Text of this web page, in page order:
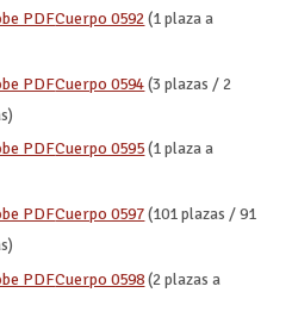
Cuerpo 0592(1 plaza a
Cuerpo 0594(3 plazas / 2
Cuerpo 0595(1 plaza a
Cuerpo 0597(101 plazas / 91
Cuerpo 0598(2 plazas a